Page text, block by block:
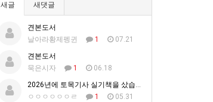
새글 새댓글
견본도서
날아라황제펭귄
1
07.21
견본도서
묵은시자
1
06.18
2026년에 토목기사 실기책을 샀습니다.
ㅇㅇㅇㅇㅇㅇㄹ
1
05.31